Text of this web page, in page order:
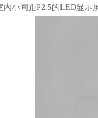
小间距P2.5的LED显示